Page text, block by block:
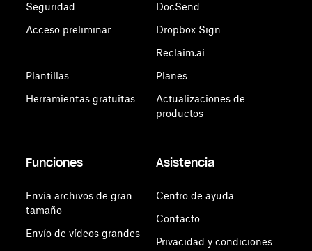
Seguridad
Acceso preliminar
Plantillas
Herramientas gratuitas
DocSend
Dropbox Sign
Reclaim.ai
Planes
Actualizaciones de
productos
Funciones
Envía archivos de gran
tamaño
Envío de vídeos grandes
Asistencia
Centro de ayuda
Contacto
Privacidad y condiciones